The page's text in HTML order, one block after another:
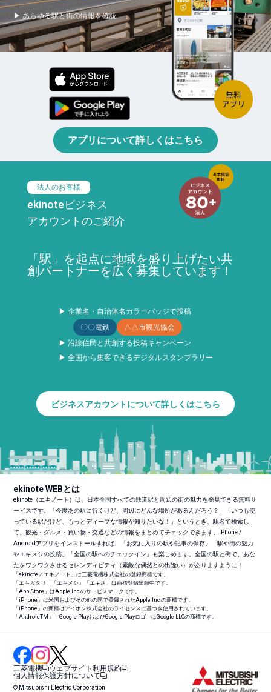
▶ あらゆる駅と街の情報を確認
アプリについて詳しくはこちら
法人のお客様
ekinoteビジネス
アカウントのご紹介
「駅」を起点に地域を盛り上げたい共
創パートナーを広く募集しています！
▶ 企業名・自治体名カラーバッジで投稿
〇〇電鉄
△△市観光協会
▶ 沿線住民と共創する投稿キャンペーン
▶ 全国から集客できるデジタルスタンプラリー
ビジネスアカウントについて詳しくはこちら
ekinote WEBとは
ekinote（エキノート）は、日本全国すべての鉄道駅と周辺の街の魅力を発見できる無料サ
ービスです。「今度あの駅に行くけど、周辺にどんな場所があるんだろう？」「いつも使
っている駅だけど、もっとディープな情報が知りたいな！」というとき、駅名で検索し
て、観光・グルメ・買い物・交通などの情報をまとめてチェックできます。iPhone /
Androidアプリをインストールすれば、「お気に入りの駅や記事の保存」「駅や街の魅力
やエキメシの投稿」「全国の駅へのチェックイン」も楽しめます。全国の駅と街で、あな
たをワクワクさせるセレンディピティ（素敵な偶然との出逢い）がありますように！
「ekinote／エキノート」は三菱電機株式会社の登録商標です。
「エキガタリ」「エキメシ」「エキ活」は商標登録出願中です。
「App Store」はApple Inc.のサービスマークです。
「iPhone」は米国およびその他の国で登録されたApple Inc.の商標です。
「iPhone」の商標はアイホン株式会社のライセンスに基づき使用されています。
「AndroidTM 」「Google PlayおよびGoogle Playロゴ」はGoogle LLCの商標です。
三菱電機
ウェブサイト利用規約
個人情報保護方針について
© Mitsubishi Electric Corporation